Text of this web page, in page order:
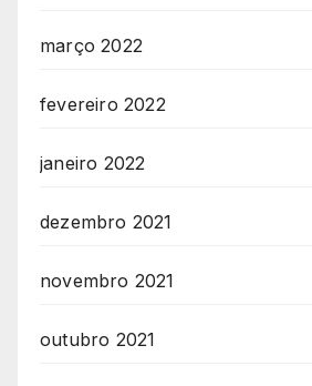
março 2022
fevereiro 2022
janeiro 2022
dezembro 2021
novembro 2021
outubro 2021